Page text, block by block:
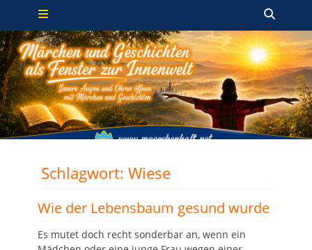
Zum
springen
Primäres Menü
Schlagwort: Wiese
Wie der Lebensbaum gesund wurde
Es mutet doch recht sonderbar an, wenn ein